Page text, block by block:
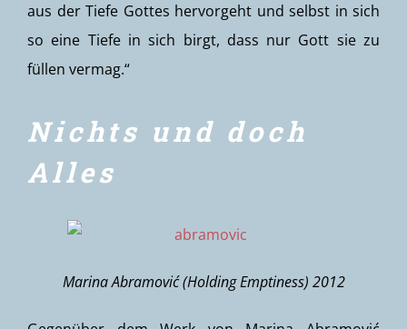
aus der Tiefe Gottes hervorgeht und selbst in sich
so eine Tiefe in sich birgt, dass nur Gott sie zu
füllen vermag.“
Nichts und doch
Alles
Marina Abramović (Holding Emptiness) 2012